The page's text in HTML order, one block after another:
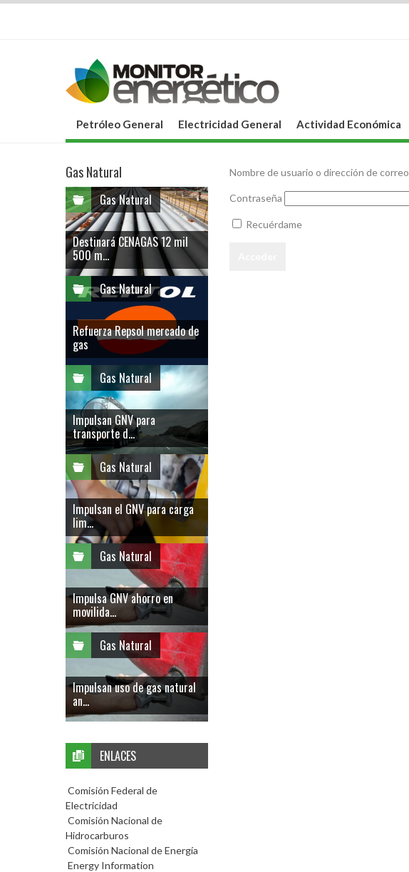
Petróleo General Electricidad General Actividad Económica
Nombre de usuario o dirección de correo
Contraseña
Recuérdame
Gas Natural
Gas Natural
Destinará CENAGAS 12 mil
500 m...
Gas Natural
Refuerza Repsol mercado de
gas
Gas Natural
Impulsan GNV para
transporte d...
Gas Natural
Impulsan el GNV para carga
lim...
Gas Natural
Impulsa GNV ahorro en
movilida...
Gas Natural
Impulsan uso de gas natural
an...
ENLACES
Comisión Federal de
Electricidad
Comisión Nacional de
Hidrocarburos
Comisión Nacional de Energía
Energy Information